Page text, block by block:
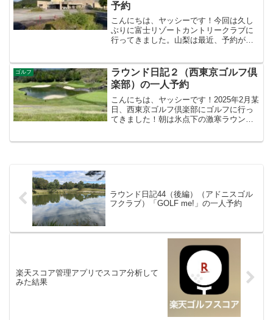
予約
こんにちは、ヤッシーです！今回は久し
ぶりに富士リゾートカントリークラブに
行ってきました。山梨は最近、予約が取
は、起算日だと３ヶ月先まで予約を取る
ことができます。）狭...
ゴルフ
ラウンド日記２（西東京ゴルフ倶
楽部）の一人予約
こんにちは、ヤッシーです！2025年2月某
日、西東京ゴルフ倶楽部にゴルフに行っ
てきました！朝は氷点下の激寒ラウンド
ラウンド日記44（後編）（アドニスゴル
フクラブ）「GOLF me!」の一人予約
楽天スコア管理アプリでスコア分析して
みた結果